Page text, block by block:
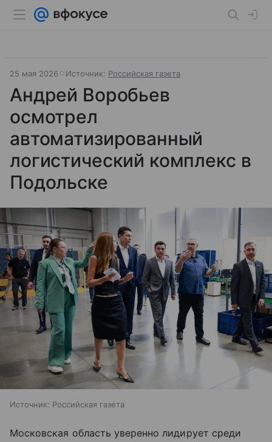
25 мая 2026 Источник: Российская газета
Андрей Воробьев
осмотрел
автоматизированный
логистический комплекс в
Подольске
Источник: Российская газета
Московская область уверенно лидирует среди